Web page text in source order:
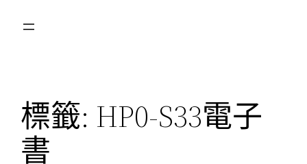
標籤: HP0-S33電子
書